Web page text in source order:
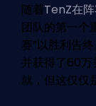
随着TenZ在
团队的第一个
赛”以胜利告
并获得了60万
就，但这仅仅